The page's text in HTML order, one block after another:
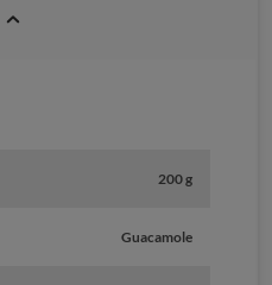
200 g
Guacamole